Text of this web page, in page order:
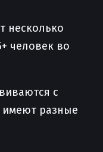
несколько
человек во
с
имеют разные